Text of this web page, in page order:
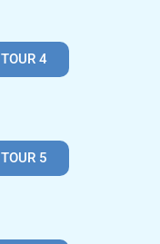
TOUR 4
TOUR 5